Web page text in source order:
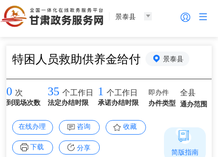
景泰县
特困人员救助供养金给付 景泰县
0 次
到现场次数
35 个工作日
法定办结时限
1 个工作日
承诺办结时限
即办件
办件类型
全县
通办范围
在线办理 咨询 收藏
下载 分享 简版指南